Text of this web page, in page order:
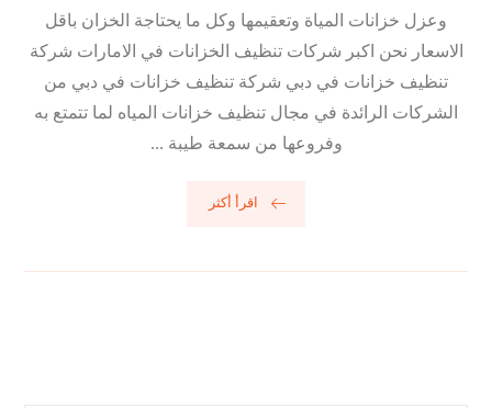
وعزل خزانات المياة وتعقيمها وكل ما يحتاجة الخزان باقل
الاسعار نحن اكبر شركات تنظيف الخزانات في الامارات شركة
تنظيف خزانات في دبي شركة تنظيف خزانات في دبي من
الشركات الرائدة في مجال تنظيف خزانات المياه لما تتمتع به
وفروعها من سمعة طيبة ...
اقرأ أكثر